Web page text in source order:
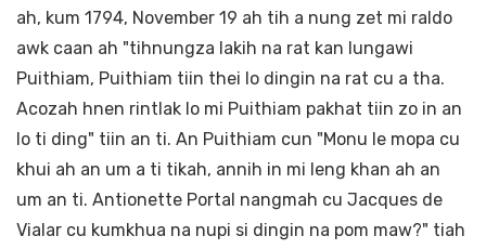
ah, kum 1794, November 19 ah tih a nung zet mi raldo
awk caan ah "tihnungza lakih na rat kan lungawi
Puithiam, Puithiam tiin thei lo dingin na rat cu a tha.
Acozah hnen rintlak lo mi Puithiam pakhat tiin zo in an
lo ti ding" tiin an ti. An Puithiam cun "Monu le mopa cu
khui ah an um a ti tikah, annih in mi leng khan ah an
um an ti. Antionette Portal nangmah cu Jacques de
Vialar cu kumkhua na nupi si dingin na pom maw?" tiah